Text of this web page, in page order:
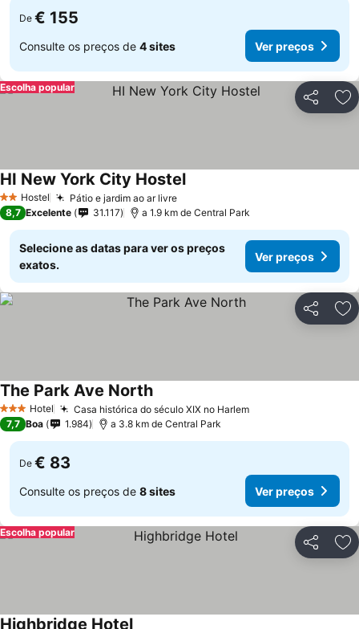
De € 155
Consulte os preços de 4 sites Ver preços
Partilhar
Escolha popular
2 Estrelas
Hostel Pátio e jardim ao ar livre
HI New York City Hostel
8,7 Excelente 31.117 a 1.9 km de Central Park
Selecione as datas para ver os preços
exatos.
Ver preços
Partilhar
3 EstrelasHotel Casa histórica do século XIX no Harlem
The Park Ave North
7,7 Boa 1.984 a 3.8 km de Central Park
De € 83
Consulte os preços de 8 sites Ver preços
Partilhar
Escolha popular
Highbridge Hotel